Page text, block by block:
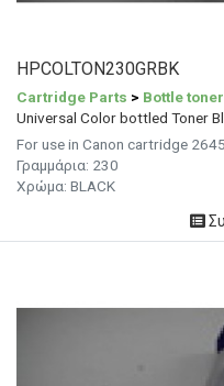
HPCOLTON230GRBK
Cartridge Parts > Bottle toner
Universal Color bottled Toner
For use in Canon cartridge
Γραμμάρια: 230
Χρώμα: BLACK